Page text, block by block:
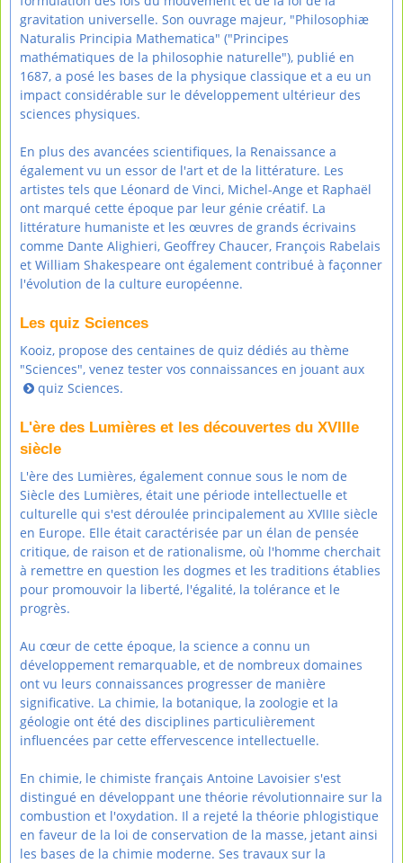
gravitation universelle. Son ouvrage majeur, "Philosophiæ
Naturalis Principia Mathematica" ("Principes
mathématiques de la philosophie naturelle"), publié en
1687, a posé les bases de la physique classique et a eu un
impact considérable sur le développement ultérieur des
sciences physiques.
En plus des avancées scientifiques, la Renaissance a
également vu un essor de l'art et de la littérature. Les
artistes tels que Léonard de Vinci, Michel-Ange et Raphaël
ont marqué cette époque par leur génie créatif. La
littérature humaniste et les œuvres de grands écrivains
comme Dante Alighieri, Geoffrey Chaucer, François Rabelais
et William Shakespeare ont également contribué à façonner
l'évolution de la culture européenne.
Les quiz Sciences
Kooiz, propose des centaines de quiz dédiés au thème
"Sciences", venez tester vos connaissances en jouant aux
quiz Sciences.
L'ère des Lumières et les découvertes du XVIIIe
siècle
L'ère des Lumières, également connue sous le nom de
Siècle des Lumières, était une période intellectuelle et
culturelle qui s'est déroulée principalement au XVIIIe siècle
en Europe. Elle était caractérisée par un élan de pensée
critique, de raison et de rationalisme, où l'homme cherchait
à remettre en question les dogmes et les traditions établies
pour promouvoir la liberté, l'égalité, la tolérance et le
progrès.
Au cœur de cette époque, la science a connu un
développement remarquable, et de nombreux domaines
ont vu leurs connaissances progresser de manière
significative. La chimie, la botanique, la zoologie et la
géologie ont été des disciplines particulièrement
influencées par cette effervescence intellectuelle.
En chimie, le chimiste français Antoine Lavoisier s'est
distingué en développant une théorie révolutionnaire sur la
combustion et l'oxydation. Il a rejeté la théorie phlogistique
en faveur de la loi de conservation de la masse, jetant ainsi
les bases de la chimie moderne. Ses travaux sur la